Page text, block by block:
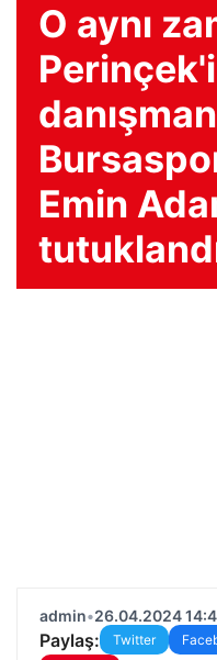
O aynı
Emin
admin•26.04.2024
Paylaş: Twitter